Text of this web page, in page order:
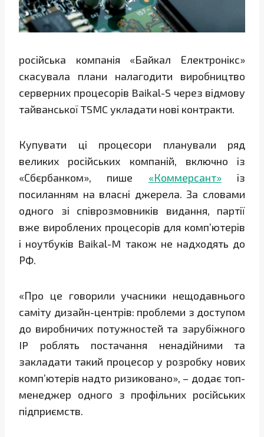
російська компанія «Байкал Електронікс»
скасувала плани налагодити виробництво
серверних процесорів Baikal-S через відмову
тайванської TSMC укладати нові контракти.
Купувати ці процесори планували ряд
великих російських компаній, включно із
«Сбєрбанком», пише «Коммерсант»із
посиланням на власні джерела. За словами
одного зі співрозмовників видання, партії
вже вироблених процесорів для комп’ютерів
і ноутбуків Baikal-M також не надходять до
РФ.
«Про це говорили учасники нещодавнього
саміту дизайн-центрів: проблеми з доступом
до виробничих потужностей та зарубіжного
IP роблять постачання ненадійними та
закладати такий процесор у розробку нових
комп’ютерів надто ризиковано», – додає топ-
менеджер одного з профільних російських
підприємств.